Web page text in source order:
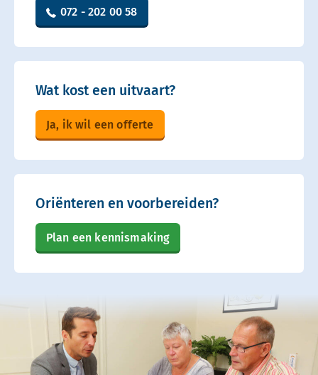
072 - 202 00 58
Wat kost een uitvaart?
Ja, ik wil een offerte
Oriënteren en voorbereiden?
Plan een kennismaking